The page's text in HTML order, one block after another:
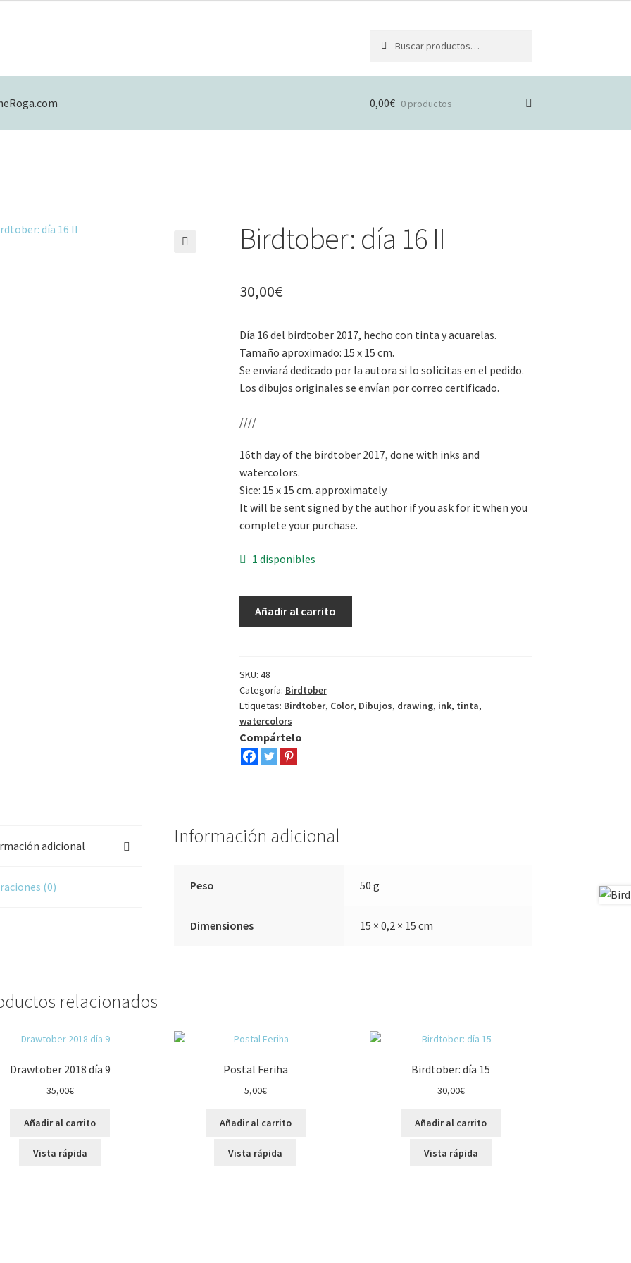
por:
0,00€ 0 productos
Birdtober: día 16 II
30,00€
Día 16 del birdtober 2017, hecho con tinta y acuarelas.
Tamaño aproximado: 15 x 15 cm.
Se enviará dedicado por la autora si lo solicitas en el pedido.
Los dibujos originales se envían por correo certificado.
////
16th day of the birdtober 2017, done with inks and
watercolors.
Sice: 15 x 15 cm. approximately.
It will be sent signed by the author if you ask for it when you
complete your purchase.
1 disponibles
cantidad
Añadir al carrito
SKU: 48
Categoría: Birdtober
Etiquetas: Birdtober, Color, Dibujos, drawing, ink, tinta,
watercolors
Compártelo
adicional
(0)
Información adicional
Peso 50 g
Dimensiones 15 × 0,2 × 15 cm
relacionados
Drawtober 2018 día 9
35,00€
Añadir al carrito
Vista rápida
Postal Feriha
5,00€
Añadir al carrito
Vista rápida
Birdtober: día 15
30,00€
Añadir al carrito
Vista rápida